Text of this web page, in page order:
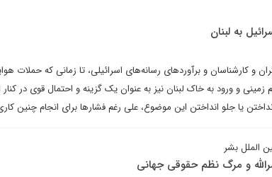
به لبنان
و کارشناسان و برآورد‌های رسانه‌های اسرائیلی، تا زمانی که حملات
زمینی و ورود به خاک لبنان نیز به عنوان یک گزینه و احتمال قوی در
یا جلو انداختن این موضوع، علی رغم فشارها برای انجام چنین
الملل بشر
و مرگ نظم حقوقی جهانی